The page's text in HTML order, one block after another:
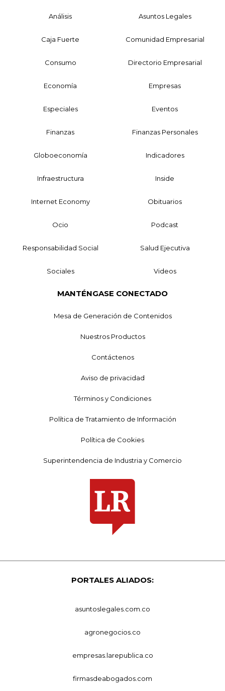
Análisis Asuntos Legales
Caja Fuerte Comunidad Empresarial
Consumo Directorio Empresarial
Economía Empresas
Especiales Eventos
Finanzas Finanzas Personales
Globoeconomía Indicadores
Infraestructura Inside
Internet Economy Obituarios
Ocio Podcast
Responsabilidad Social Salud Ejecutiva
Sociales Videos
MANTÉNGASE CONECTADO
Mesa de Generación de Contenidos
Nuestros Productos
Contáctenos
Aviso de privacidad
Términos y Condiciones
Política de Tratamiento de Información
Política de Cookies
Superintendencia de Industria y Comercio
PORTALES ALIADOS:
asuntoslegales.com.co
agronegocios.co
empresas.larepublica.co
firmasdeabogados.com